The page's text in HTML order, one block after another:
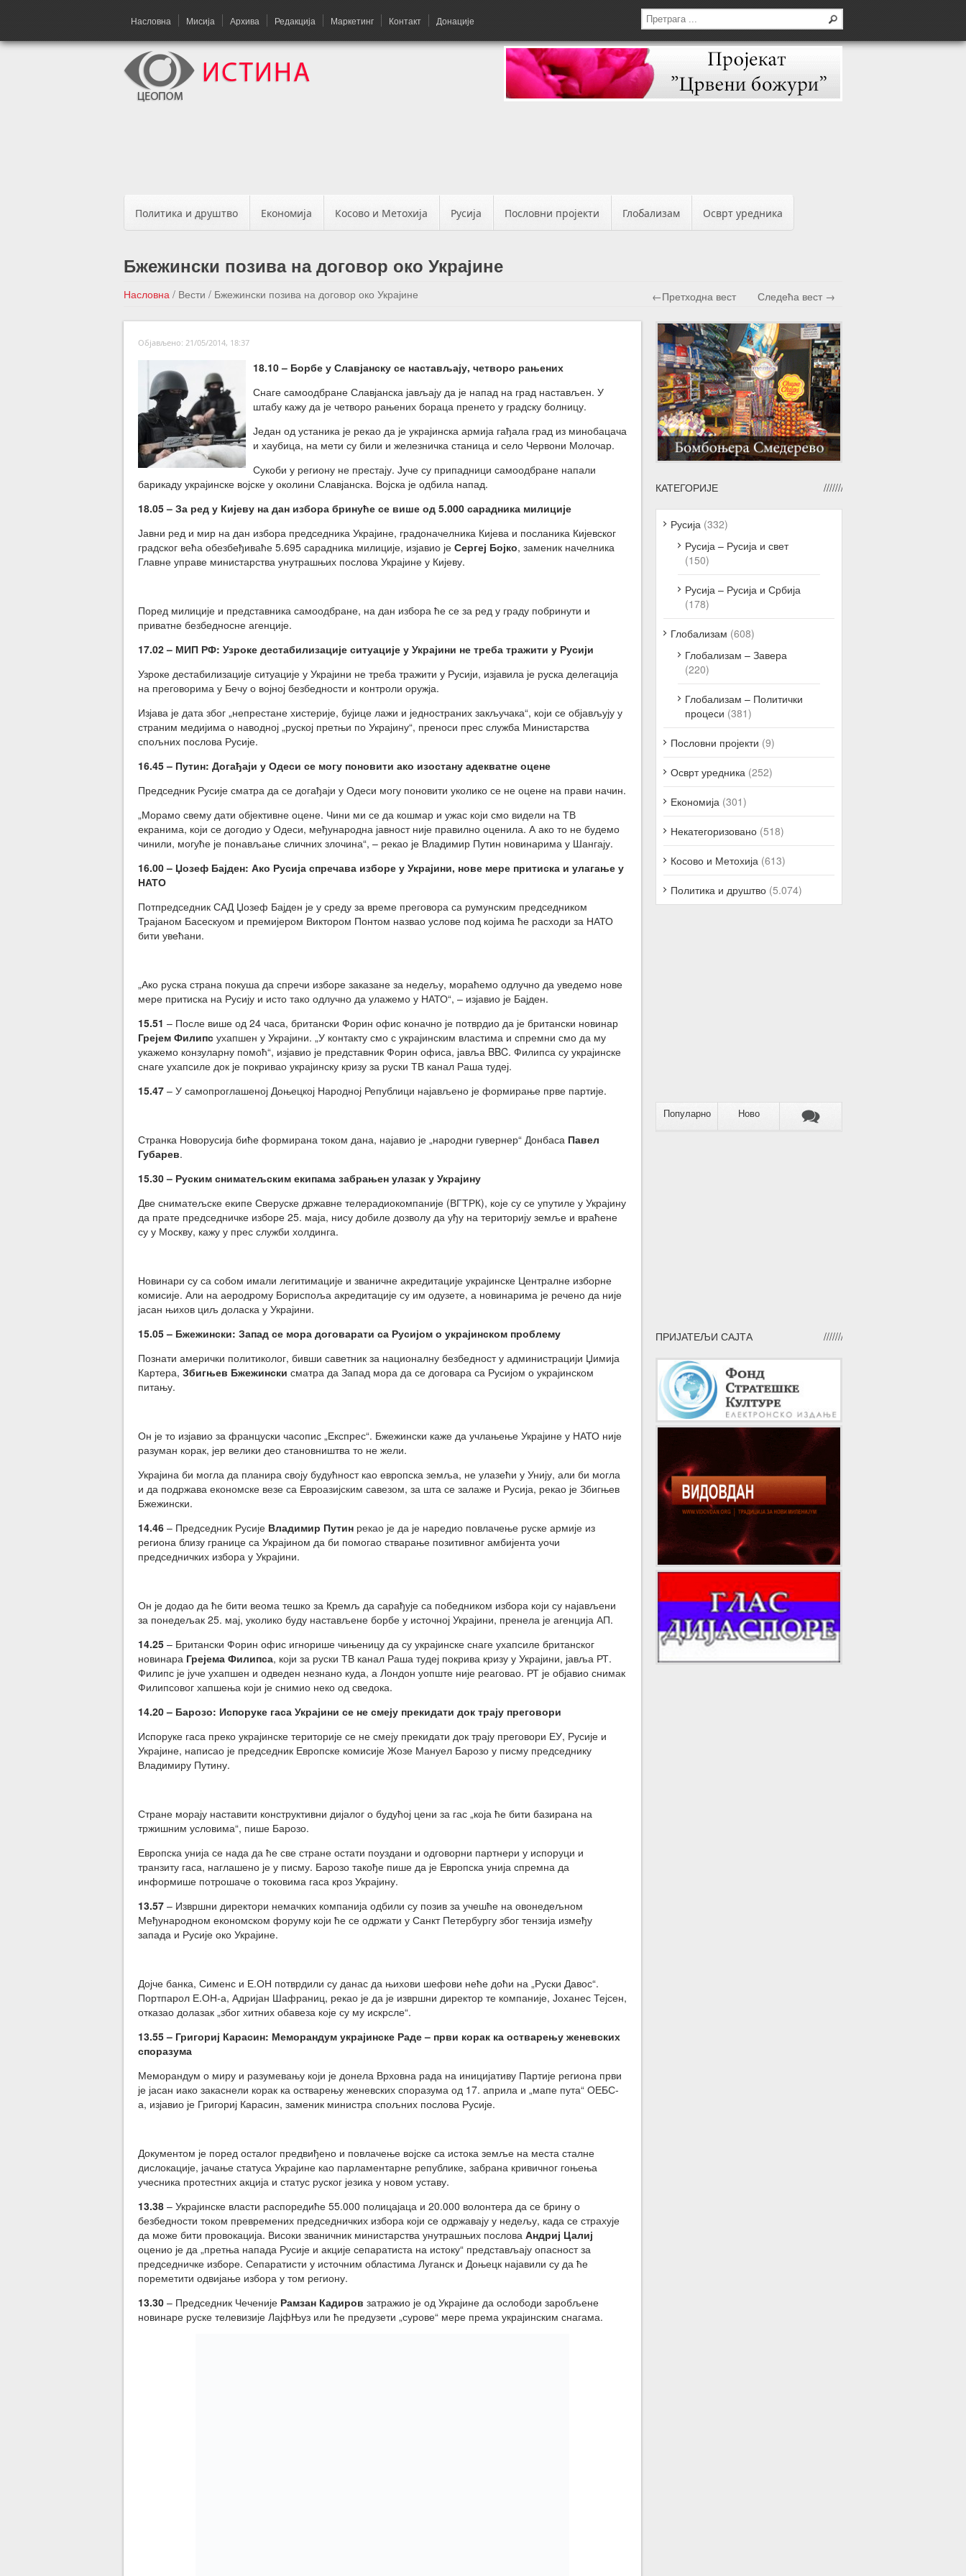
Насловна Мисија Архива Редакција Маркетинг Контакт Донације
Политика и друштво Економија Косово и Метохија Русија Пословни пројекти Глобализам Осврт уредника
Бжежински позива на договор око Украјине
Насловна / Вести / Бжежински позива на договор око Украјине ←Претходна вест Следећа вест →
Објављено: 21/05/2014, 18:37
18.10 – Борбе у Славјанску се настављају, четворо рањених
Снаге самоодбране Славјанска јављају да је напад на град настављен. У
штабу кажу да је четворо рањених бораца пренето у градску болницу.
Један од устаника је рекао да је украјинска армија гађала град из минобацача
и хаубица, на мети су били и железничка станица и село Червони Молочар.
Сукоби у региону не престају. Јуче су припадници самоодбране напали
барикаду украјинске војске у околини Славјанска. Војска је одбила напад.
18.05 – За ред у Кијеву на дан избора бринуће се више од 5.000 сарадника милиције
Јавни ред и мир на дан избора председника Украјине, градоначелника Кијева и посланика Кијевског
градског већа обезбеђиваће 5.695 сарадника милиције, изјавио је Сергеј Бојко, заменик начелника
Главне управе министарства унутрашњих послова Украјине у Кијеву.
Поред милиције и представника самоодбране, на дан избора ће се за ред у граду побринути и
приватне безбедносне агенције.
17.02 – МИП РФ: Узроке дестабилизације ситуације у Украјини не треба тражити у Русији
Узроке дестабилизације ситуације у Украјини не треба тражити у Русији, изјавила је руска делегација
на преговорима у Бечу о војној безбедности и контроли оружја.
Изјава је дата због „непрестане хистерије, бујице лажи и једностраних закључака“, који се објављују у
страним медијима о наводној „руској претњи по Украјину“, преноси прес служба Министарства
спољних послова Русије.
16.45 – Путин: Догађаји у Одеси се могу поновити ако изостану адекватне оцене
Председник Русије сматра да се догађаји у Одеси могу поновити уколико се не оцене на прави начин.
„Морамо свему дати објективне оцене. Чини ми се да кошмар и ужас који смо видели на ТВ
екранима, који се догодио у Одеси, међународна јавност није правилно оценила. А ако то не будемо
чинили, могуће је понављање сличних злочина“, – рекао је Владимир Путин новинарима у Шангају.
16.00 – Џозеф Бајден: Ако Русија спречава изборе у Украјини, нове мере притиска и улагање у
НАТО
Потпредседник САД Џозеф Бајден је у среду за време преговора са румунским председником
Трајаном Басескуом и премијером Виктором Понтом назвао услове под којима ће расходи за НАТО
бити увећани.
„Ако руска страна покуша да спречи изборе заказане за недељу, мораћемо одлучно да уведемо нове
мере притиска на Русију и исто тако одлучно да улажемо у НАТО“, – изјавио је Бајден.
15.51 – После више од 24 часа, британски Форин офис коначно је потврдио да је британски новинар
Грејем Филипс ухапшен у Украјини. „У контакту смо с украјинским властима и спремни смо да му
укажемо конзуларну помоћ“, изјавио је представник Форин офиса, јавља BBC. Филипса су украјинске
снаге ухапсиле док је покривао украјинску кризу за руски ТВ канал Раша тудеј.
15.47 – У самопроглашеној Доњецкој Народној Републици најављено је формирање прве партије.
Странка Новорусија биће формирана током дана, најавио је „народни гувернер“ Донбаса Павел
Губарев.
15.30 – Руским сниматељским екипама забрањен улазак у Украјину
Две сниматељске екипе Сверуске државне телерадиокомпаније (ВГТРК), које су се упутиле у Украјину
да прате председничке изборе 25. маја, нису добиле дозволу да уђу на територију земље и враћене
су у Москву, кажу у прес служби холдинга.
Новинари су са собом имали легитимације и званичне акредитације украјинске Централне изборне
комисије. Али на аеродрому Бориспоља акредитације су им одузете, а новинарима је речено да није
јасан њихов циљ доласка у Украјини.
15.05 – Бжежински: Запад се мора договарати са Русијом о украјинском проблему
Познати амерички политиколог, бивши саветник за националну безбедност у администрацији Џимија
Картера, Збигњев Бжежински сматра да Запад мора да се договара са Русијом о украјинском
питању.
Он је то изјавио за француски часопис „Експрес“. Бжежински каже да учлањење Украјине у НАТО није
разуман корак, јер велики део становништва то не жели.
Украјина би могла да планира своју будућност као европска земља, не улазећи у Унију, али би могла
и да подржава економске везе са Евроазијским савезом, за шта се залаже и Русија, рекао је Збигњев
Бжежински.
14.46 – Председник Русије Владимир Путин рекао је да је наредио повлачење руске армије из
региона близу границе са Украјином да би помогао стварање позитивног амбијента уочи
председничких избора у Украјини.
Он је додао да ће бити веома тешко за Кремљ да сарађује са победником избора који су најављени
за понедељак 25. мај, уколико буду настављене борбе у источној Украјини, пренела је агенција АП.
14.25 – Британски Форин офис игнорише чињеницу да су украјинске снаге ухапсиле британског
новинара Грејема Филипса, који за руски ТВ канал Раша тудеј покрива кризу у Украјини, јавља РТ.
Филипс је јуче ухапшен и одведен незнано куда, а Лондон уопште није реаговао. РТ је објавио снимак
Филипсовог хапшења који је снимио неко од сведока.
14.20 – Барозо: Испоруке гаса Украјини се не смеју прекидати док трају преговори
Испоруке гаса преко украјинске територије се не смеју прекидати док трају преговори ЕУ, Русије и
Украјине, написао је председник Европске комисије Жозе Мануел Барозо у писму председнику
Владимиру Путину.
Стране морају наставити конструктивни дијалог о будућој цени за гас „која ће бити базирана на
тржишним условима“, пише Барозо.
Европска унија се нада да ће све стране остати поуздани и одговорни партнери у испоруци и
транзиту гаса, наглашено је у писму. Барозо такође пише да је Европска унија спремна да
информише потрошаче о токовима гаса кроз Украјину.
13.57 – Извршни директори немачких компанија одбили су позив за учешће на овонедељном
Међународном економском форуму који ће се одржати у Санкт Петербургу због тензија између
запада и Русије око Украјине.
Дојче банка, Сименс и Е.ОН потврдили су данас да њихови шефови неће доћи на „Руски Давос“.
Портпарол Е.ОН-а, Адријан Шафраниц, рекао је да је извршни директор те компаније, Јоханес Тејсен,
отказао долазак „због хитних обавеза које су му искрсле“.
13.55 – Григориј Карасин: Меморандум украјинске Раде – први корак ка остварењу женевских
споразума
Меморандум о миру и разумевању који је донела Врховна рада на иницијативу Партије региона први
је јасан иако закаснели корак ка остварењу женевских споразума од 17. априла и „мапе пута“ ОЕБС-
а, изјавио је Григориј Карасин, заменик министра спољних послова Русије.
Документом је поред осталог предвиђено и повлачење војске са истока земље на места сталне
дислокације, јачање статуса Украјине као парламентарне републике, забрана кривичног гоњења
учесника протестних акција и статус руског језика у новом уставу.
13.38 – Украјинске власти распоредиће 55.000 полицајаца и 20.000 волонтера да се брину о
безбедности током превремених председничких избора који се одржавају у недељу, када се страхује
да може бити провокација. Високи званичник министарства унутрашњих послова Андриј Цалиј
оценио је да „претња напада Русије и акције сепаратиста на истоку“ представљају опасност за
председничке изборе. Сепаратисти у источним областима Луганск и Доњецк најавили су да ће
пореметити одвијање избора у том региону.
13.30 – Председник Чеченије Рамзан Кадиров затражио је од Украјине да ослободи заробљене
новинаре руске телевизије ЛајфЊуз или ће предузети „сурове“ мере према украјинским снагама.
КАТЕГОРИЈЕ
Русија (332)
Русија – Русија и свет
(150)
Русија – Русија и Србија
(178)
Глобализам (608)
Глобализам – Завера
(220)
Глобализам – Политички
процеси (381)
Пословни пројекти (9)
Осврт уредника (252)
Економија (301)
Некатегоризовано (518)
Косово и Метохија (613)
Политика и друштво (5.074)
Популарно Ново
ПРИЈАТЕЉИ САЈТА